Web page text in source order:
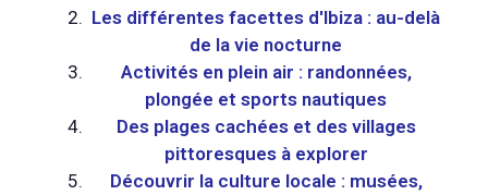
Les différentes facettes d'Ibiza : au-delà
de la vie nocturne
Activités en plein air : randonnées,
plongée et sports nautiques
Des plages cachées et des villages
pittoresques à explorer
Découvrir la culture locale : musées,